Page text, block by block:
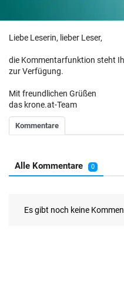
Liebe Leserin, lieber Leser,
die Kommentarfunktion steht
zur Verfügung.
Mit freundlichen Grüßen
das krone.at-Team